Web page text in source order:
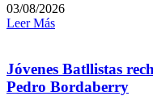
03/08/2026
Leer Más
Jóvenes Batllistas
Pedro Bordaberry